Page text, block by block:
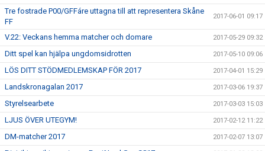
Tre fostrade P00/GFFáre uttagna till att representera Skåne
FF
2017-06-01 09:17
V.22: Veckans hemma matcher och domare 2017-05-29 09:32
Ditt spel kan hjälpa ungdomsidrotten 2017-05-10 09:06
LÖS DITT STÖDMEDLEMSKAP FÖR 2017 2017-04-01 15:29
Landskronagalan 2017 2017-03-06 19:37
Styrelsearbete 2017-03-03 15:03
LJUS ÖVER UTEGYM! 2017-02-12 11:22
DM-matcher 2017 2017-02-07 13:07